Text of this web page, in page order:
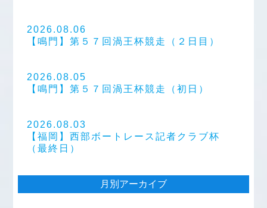
2026.08.06
【鳴門】第５７回渦王杯競走（２日目）
2026.08.05
【鳴門】第５７回渦王杯競走（初日）
2026.08.03
【福岡】西部ボートレース記者クラブ杯
（最終日）
月別アーカイブ